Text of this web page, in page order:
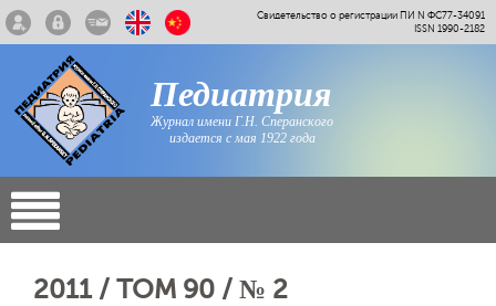
Свидетельство о регистрации ПИ N ФС77-34091
ISSN 1990-2182
Педиатрия
Журнал имени Г.Н. Сперанского
издается с мая 1922 года
2011 / ТОМ 90 / № 2